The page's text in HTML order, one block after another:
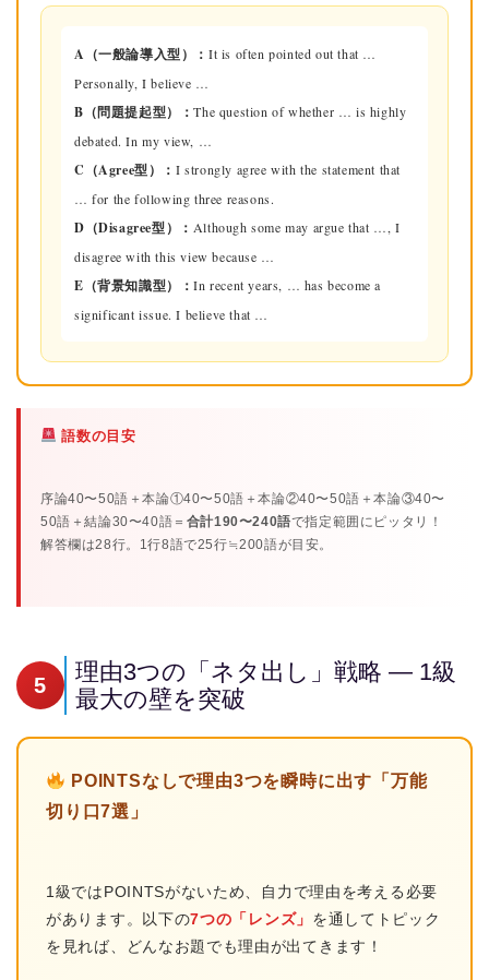
A（一般論導入型）： It is often pointed out that …
Personally, I believe …
B（問題提起型）：The question of whether … is highly
debated. In my view, …
C（Agree型）： I strongly agree with the statement that
… for the following three reasons.
D（Disagree型）： Although some may argue that …, I
disagree with this view because …
E（背景知識型）：In recent years, … has become a
significant issue. I believe that …
語数の目安
序論40〜50語＋本論①40〜50語＋本論②40〜50語＋本論③40〜
50語＋結論30〜40語＝ 合計190〜240語で指定範囲にピッタリ！
解答欄は28行。1行8語で25行≒200語が目安。
5
理由3つの「ネタ出し」戦略 — 1級
最大の壁を突破
POINTSなしで理由3つを瞬時に出す「万能
切り口7選」
1級ではPOINTSがないため、自力で理由を考える必要
があります。以下の7つの「レンズ」 を通してトピック
を見れば、どんなお題でも理由が出てきます！